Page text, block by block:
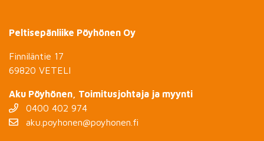
Peltisepänliike Pöyhönen Oy
Finniläntie 17
69820 VETELI
Aku Pöyhönen, Toimitusjohtaja ja myynti
0400 402 974
aku.poyhonen@poyhonen.fi